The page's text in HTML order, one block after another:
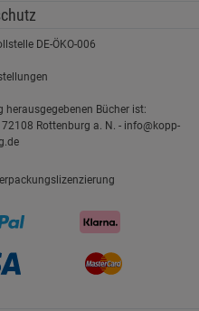
DE-ÖKO-006
herausgegebenen Bücher ist:
72108 Rottenburg a. N. - info@kopp-